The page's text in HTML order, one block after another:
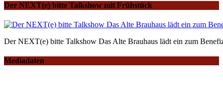
Der NEXT(e) bitte Talkshow mit Frühstück
Der NEXT(e) bitte Talkshow Das Alte Brauhaus lädt ein zum
Mediadaten